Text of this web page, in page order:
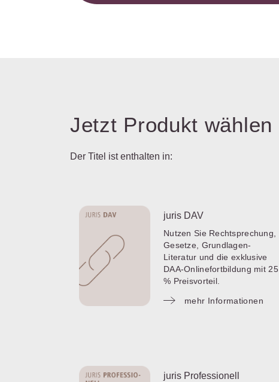
Jetzt Produkt wählen
Der Titel ist enthalten in:
juris DAV
Nutzen Sie Rechtsprechung,
Gesetze, Grundlagen-
Literatur und die exklusive
DAA-Onlinefortbildung mit 25
% Preisvorteil.
mehr Informationen
juris Professionell